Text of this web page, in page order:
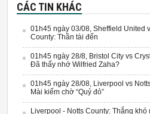
CÁC TIN KHÁC
01h45 ngày 03/08, Sheffield United
County: Thần tài đến
01h45 ngày 28/8, Bristol City vs
Đã thấy nhớ Wilfried Zaha?
01h45 ngày 28/08, Liverpool vs
Mài kiếm chờ “Quỷ đỏ”
Liverpool - Notts County: Thắng khó